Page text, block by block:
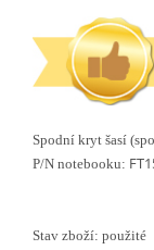
Spodní kryt šasí
P/N notebooku:
Stav zboží: použité